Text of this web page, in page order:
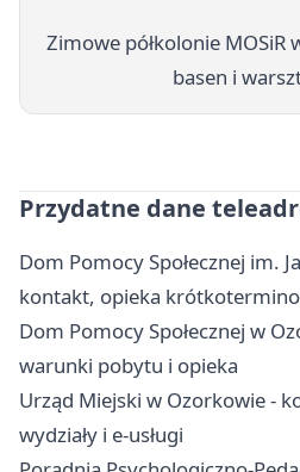
Zimowe półkolonie MOSiR
basen i
Przydatne dane
Dom Pomocy Społecznej im.
kontakt, opieka
Dom Pomocy Społecznej w
warunki pobytu i opieka
Urząd Miejski w Ozorkowie -
wydziały i e-usługi